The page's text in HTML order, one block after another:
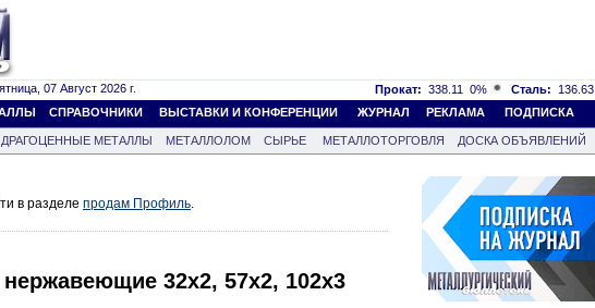
07 Август 2026 г. Прокат: 338.11 0% Сталь: 136.63
СПРАВОЧНИКИ ВЫСТАВКИ И КОНФЕРЕНЦИИ ЖУРНАЛ РЕКЛАМА ПОДПИСКА
ДРАГОЦЕННЫЕ МЕТАЛЛЫ МЕТАЛЛОЛОМ СЫРЬЕ МЕТАЛЛОТОРГОВЛЯ
ДОСКА ОБЪЯВЛЕНИЙ
в разделе продам Профиль.
32х2, 57х2, 102х3